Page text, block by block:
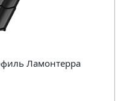
Ламонтерра